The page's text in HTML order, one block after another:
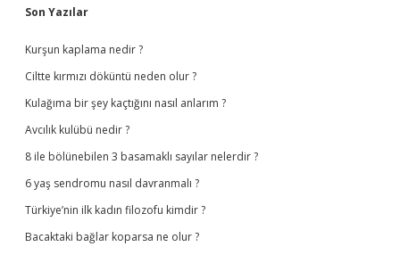
Sidebar
Son Yazılar
Kurşun kaplama nedir ?
Ciltte kırmızı döküntü neden olur ?
Kulağıma bir şey kaçtığını nasıl anlarım ?
Avcılık kulübü nedir ?
8 ile bölünebilen 3 basamaklı sayılar nelerdir ?
6 yaş sendromu nasıl davranmalı ?
Türkiye’nin ilk kadın filozofu kimdir ?
Bacaktaki bağlar koparsa ne olur ?